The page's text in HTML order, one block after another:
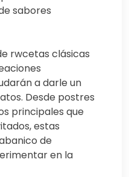
sabores
rwcetas clásicas
a darle un
Desde postres
principales que
estas
de
en la